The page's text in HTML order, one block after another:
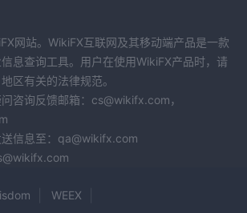
网站。WikiFX互联网及其移动端产品是一款
息查询工具。用户在使用WikiFX产品时，请
区有关的法律规范。
咨询反馈邮箱：cs@wikifx.com，
信息至：qa@wikifx.com
WEEX